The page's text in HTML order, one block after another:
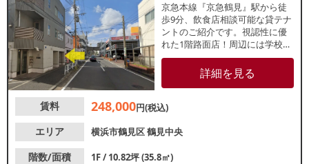
京急本線『京急鶴見』駅から徒
歩9分、飲食店相談可能な貸テナ
ントのご紹介です。視認性に優
れた1階路面店！周辺には学校や
マンションや学校があり、近隣
では大手飲食チェーン店が出店
中！ファミリー層をはじめとし
す。地域密着型店舗をお探しの
詳細を見る
賃料 248,000円(税込)
エリア
横浜市鶴見区鶴見中央
階数/面積
1F / 10.82坪 (35.8㎡)